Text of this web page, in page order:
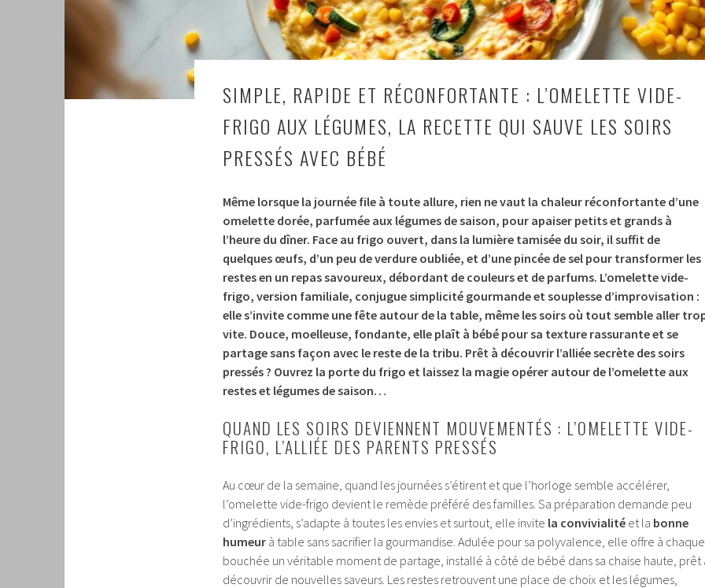
SIMPLE, RAPIDE ET RÉCONFORTANTE : L’OMELETTE VIDE-
FRIGO AUX LÉGUMES, LA RECETTE QUI SAUVE LES SOIRS
PRESSÉS AVEC BÉBÉ
Même lorsque la journée file à toute allure, rien ne vaut la chaleur réconfortante d’une
omelette dorée, parfumée aux légumes de saison, pour apaiser petits et grands à
l’heure du dîner. Face au frigo ouvert, dans la lumière tamisée du soir, il suffit de
quelques œufs, d’un peu de verdure oubliée, et d’une pincée de sel pour transformer les
restes en un repas savoureux, débordant de couleurs et de parfums. L’omelette vide-
frigo, version familiale, conjugue simplicité gourmande et souplesse d’improvisation :
elle s’invite comme une fête autour de la table, même les soirs où tout semble aller
vite. Douce, moelleuse, fondante, elle plaît à bébé pour sa texture rassurante et se
partage sans façon avec le reste de la tribu. Prêt à découvrir l’alliée secrète des soirs
pressés ? Ouvrez la porte du frigo et laissez la magie opérer autour de l’omelette aux
restes et légumes de saison…
QUAND LES SOIRS DEVIENNENT MOUVEMENTÉS : L’OMELETTE VIDE-
FRIGO, L’ALLIÉE DES PARENTS PRESSÉS
Au cœur de la semaine, quand les journées s’étirent et que l’horloge semble accélérer,
l’omelette vide-frigo devient le remède préféré des familles. Sa préparation demande peu
d’ingrédients, s’adapte à toutes les envies et surtout, elle invite la convivialité et la bonne
humeur à table sans sacrifier la gourmandise. Adulée pour sa polyvalence, elle offre à chaque
bouchée un véritable moment de partage, installé à côté de bébé dans sa chaise haute, prêt
découvrir de nouvelles saveurs. Les restes retrouvent une place de choix et les légumes,